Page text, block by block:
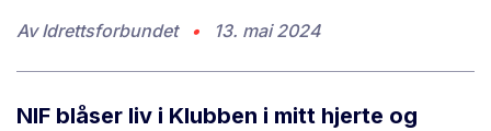
AvIdrettsforbundet • 13. mai 2024
NIF blåser liv i Klubben i mitt hjerte og